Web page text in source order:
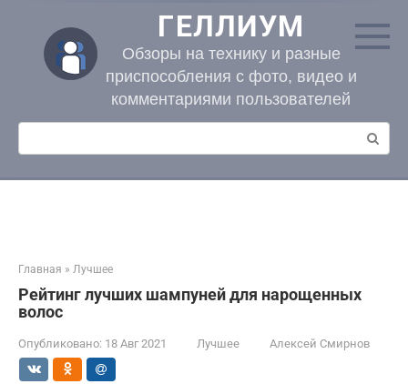
контенту
ГЕЛЛИУМ
Обзоры на технику и разные
приспособления с фото, видео и
комментариями пользователей
Поиск:
Главная » Лучшее
Рейтинг лучших шампуней для нарощенных
волос
Опубликовано: 18 Авг 2021 Лучшее Алексей Смирнов